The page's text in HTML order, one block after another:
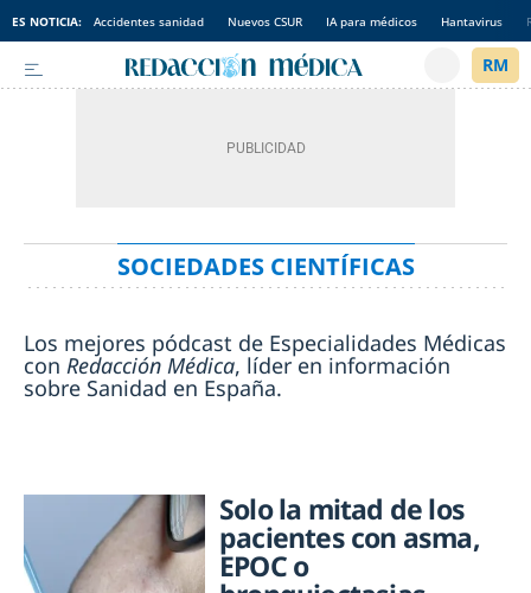
ES NOTICIA: Accidentes sanidad Nuevos CSUR IA para médicos Hantavirus
SOCIEDADES CIENTÍFICAS
Los mejores pódcast de Especialidades Médicas
con Redacción Médica, líder en información
sobre Sanidad en España.
Solo la mitad de los
pacientes con asma,
EPOC o